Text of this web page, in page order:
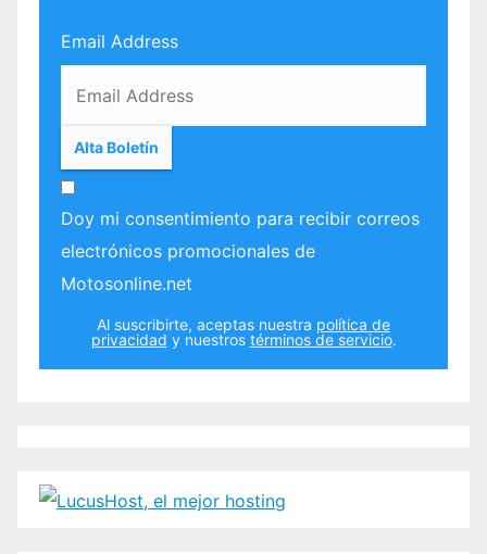
Email Address
Doy mi consentimiento para recibir correos
electrónicos promocionales de
Motosonline.net
Al suscribirte, aceptas nuestra política de
privacidad y nuestros términos de servicio.